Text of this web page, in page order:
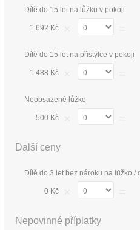
Dítě do 15 let na lůžku v pokoji
1 692 Kč
Dítě do 15 let na přistýlce v pokoji
1 488 Kč
Neobsazené lůžko
500 Kč
Další ceny
Dítě do 3 let bez nároku na lůžko /
0 Kč
Nepovinné příplatky